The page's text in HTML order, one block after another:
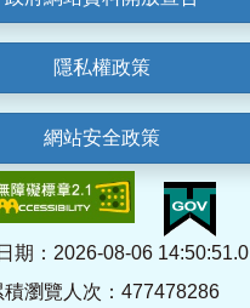
隱私權政策
網站安全政策
期：2026-08-06 14:50:51.0
積瀏覽人次：477478286